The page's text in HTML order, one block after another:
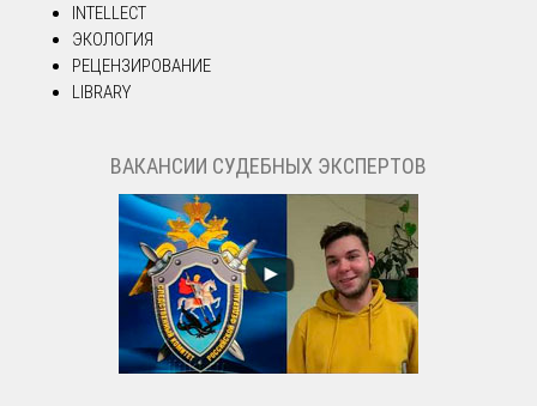
INTELLECT
ЭКОЛОГИЯ
РЕЦЕНЗИРОВАНИЕ
LIBRARY
ВАКАНСИИ СУДЕБНЫХ ЭКСПЕРТОВ